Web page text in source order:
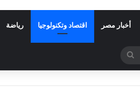
أخبار مصر اقتصاد وتكنولوجيا رياضة
بحث
عن